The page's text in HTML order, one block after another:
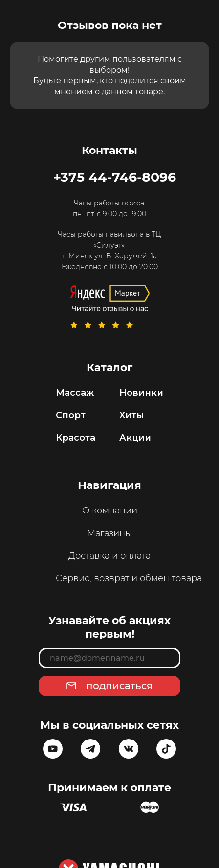
Отзывов пока нет
Помогите другим пользователям с
выбором!
Будьте первым, кто поделится своим
мнением о данном товаре.
Контакты
+375 44-746-8096
Часы работы офиса:
пн.–пт. с 9:00 до 19:00
Часы работы павильона в ТЦ
«Силуэт»:
г. Минск ул. В. Хоружей, 1а
Ежедневно с 10:00 до 20:00
Каталог
Массаж
Спорт
Красота
Новинки
Хиты
Акции
Навигация
О компании
Магазины
Доставка и оплата
Сервис, возврат и обмен товара
Узнавайте об акциях
первым!
подписаться
Мы в социальных сетях
Принимаем к оплате